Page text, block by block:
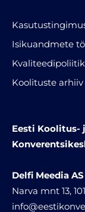
Isikuandmete
Koolituste arhiiv
Eesti Koolitus-
Delfi Meedia AS
Narva mnt 13,